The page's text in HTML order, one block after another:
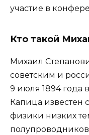
участие в
Кто такой
Михаил
советским и
9 июля 1894 года
Капица известен
физики низких